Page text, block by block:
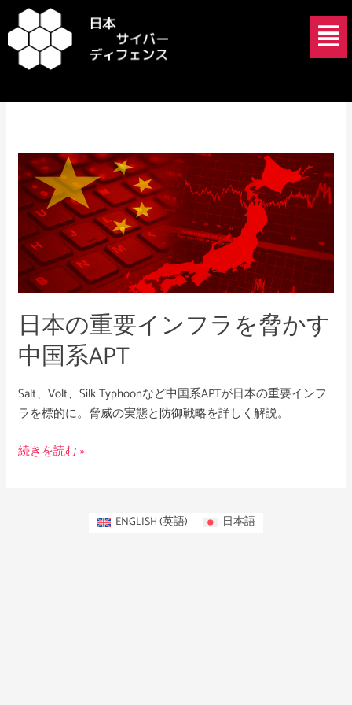
容
を
ッ
メ
ニ
ュ
中国APT
日本の重要インフラを脅かす
中国系APT
Salt、Volt、Silk Typhoonなど中国系APTが日本の重要インフ
ラを標的に。脅威の実態と防御戦略を詳しく解説。
日
本
の
重
要
イ
ン
フ
ラ
を
脅
す
中
系
続きを読む »
ENGLISH(英語) 日本語